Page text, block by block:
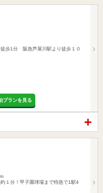
徒歩1分 阪急芦屋川駅より徒歩１０
プランを見る
１分！甲子園球場まで特急で1駅4